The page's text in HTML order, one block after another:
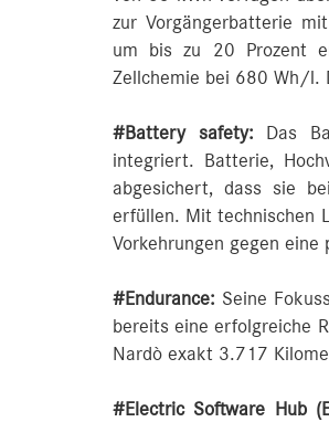
zur Vorgängerbatterie
um bis zu 20 Prozent
Zellchemie bei 680 Wh/l.
#Battery safety:
Das
integriert. Batterie,
abgesichert, dass sie
erfüllen. Mit technischen
Vorkehrungen gegen
#Endurance: Seine
bereits eine erfolgreiche
Nardò exakt 3.717
#Electric Software Hub